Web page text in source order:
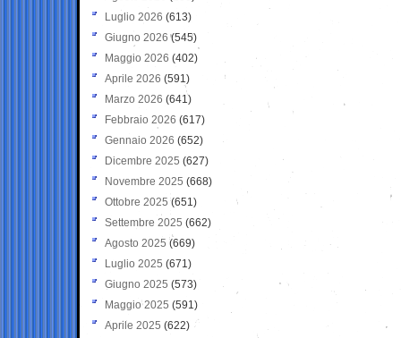
Luglio 2026 (613)
Giugno 2026 (545)
Maggio 2026 (402)
Aprile 2026 (591)
Marzo 2026 (641)
Febbraio 2026 (617)
Gennaio 2026 (652)
Dicembre 2025 (627)
Novembre 2025 (668)
Ottobre 2025 (651)
Settembre 2025 (662)
Agosto 2025 (669)
Luglio 2025 (671)
Giugno 2025 (573)
Maggio 2025 (591)
Aprile 2025 (622)